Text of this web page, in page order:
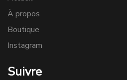
À propos
Boutique
Instagram
Suivre